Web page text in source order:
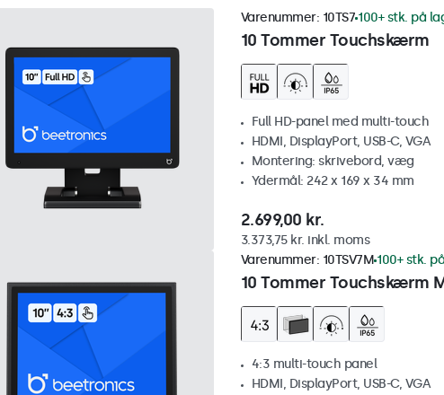
10 Tommer Touchskærm
Varenummer: 10TS7 100+ stk. på
Full HD-panel med multi-touch
HDMI, DisplayPort, USB-C, VGA
Montering: skrivebord, væg
Ydermål: 242 x 169 x 34 mm
2.699,00 kr.
3.373,75 kr. inkl. moms
10 Tommer Touchskærm
Varenummer: 10TSV7M 100+ stk.
4:3 multi-touch panel
HDMI, DisplayPort, USB-C, VGA